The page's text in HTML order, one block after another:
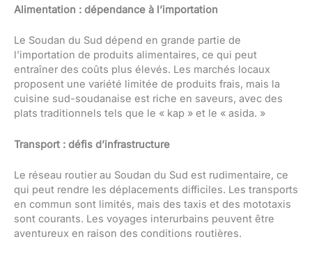
Alimentation : dépendance à l’importation
Le Soudan du Sud dépend en grande partie de
l’importation de produits alimentaires, ce qui peut
entraîner des coûts plus élevés. Les marchés locaux
proposent une variété limitée de produits frais, mais la
cuisine sud-soudanaise est riche en saveurs, avec des
plats traditionnels tels que le « kap » et le « asida. »
Transport : défis d’infrastructure
Le réseau routier au Soudan du Sud est rudimentaire, ce
qui peut rendre les déplacements difficiles. Les transports
en commun sont limités, mais des taxis et des mototaxis
sont courants. Les voyages interurbains peuvent être
aventureux en raison des conditions routières.